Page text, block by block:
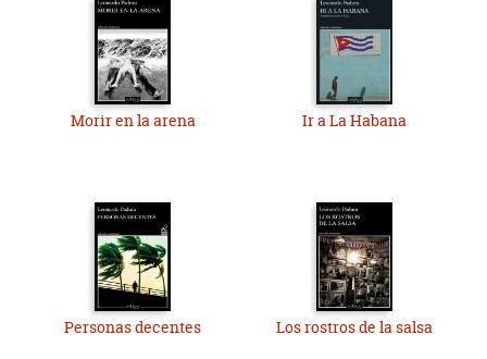
Morir en la arena Ir a La Habana
Personas decentes Los rostros de la salsa